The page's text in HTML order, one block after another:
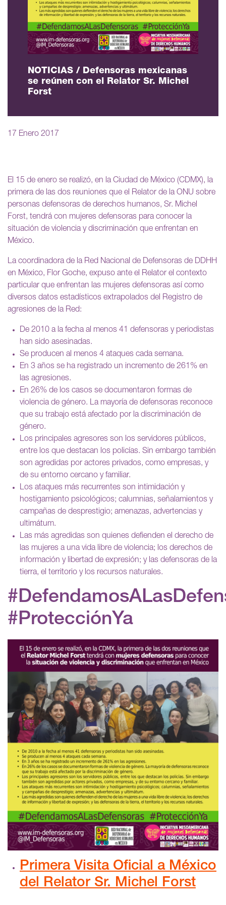
NOTICIAS / Defensoras mexicanas
se reúnen con el Relator Sr. Michel
Forst
17 Enero 2017
El 15 de enero se realizó, en la Ciudad de México (CDMX), la
primera de las dos reuniones que el Relator de la ONU sobre
personas defensoras de derechos humanos, Sr. Michel
Forst, tendrá con mujeres defensoras para conocer la
situación de violencia y discriminación que enfrentan en
México.
La coordinadora de la Red Nacional de Defensoras de DDHH
en México, Flor Goche, expuso ante el Relator el contexto
particular que enfrentan las mujeres defensoras así como
diversos datos estadísticos extrapolados del Registro de
agresiones de la Red:
De 2010 a la fecha al menos 41 defensoras y periodistas
han sido asesinadas.
Se producen al menos 4 ataques cada semana.
En 3 años se ha registrado un incremento de 261% en
las agresiones.
En 26% de los casos se documentaron formas de
violencia de género. La mayoría de defensoras reconoce
que su trabajo está afectado por la discriminación de
género.
Los principales agresores son los servidores públicos,
entre los que destacan los policías. Sin embargo también
son agredidas por actores privados, como empresas, y
de su entorno cercano y familiar.
Los ataques más recurrentes son intimidación y
hostigamiento psicológicos; calumnias, señalamientos y
campañas de desprestigio; amenazas, advertencias y
ultimátum.
Las más agredidas son quienes defienden el derecho de
las mujeres a una vida libre de violencia; los derechos de
información y libertad de expresión; y las defensoras de la
tierra, el territorio y los recursos naturales.
#ProtecciónYa
Primera Visita Oficial a México
del Relator Sr. Michel Forst